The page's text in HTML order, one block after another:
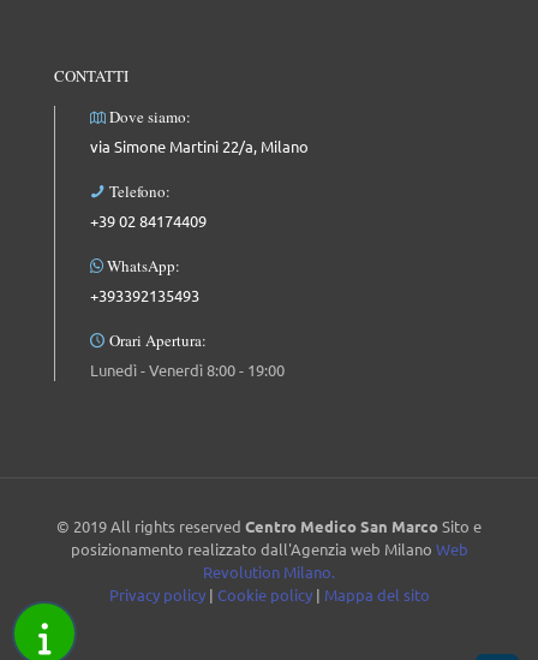
CONTATTI
Dove siamo:
via Simone Martini 22/a, Milano
Telefono:
+39 02 84174409
WhatsApp:
+393392135493
Orari Apertura:
Lunedì - Venerdì 8:00 - 19:00
© 2019 All rights reserved Centro Medico San MarcoSito e
posizionamento realizzato dall'Agenzia web Milano Web
Revolution Milano.
Privacy policy| Cookie policy| Mappa del sito